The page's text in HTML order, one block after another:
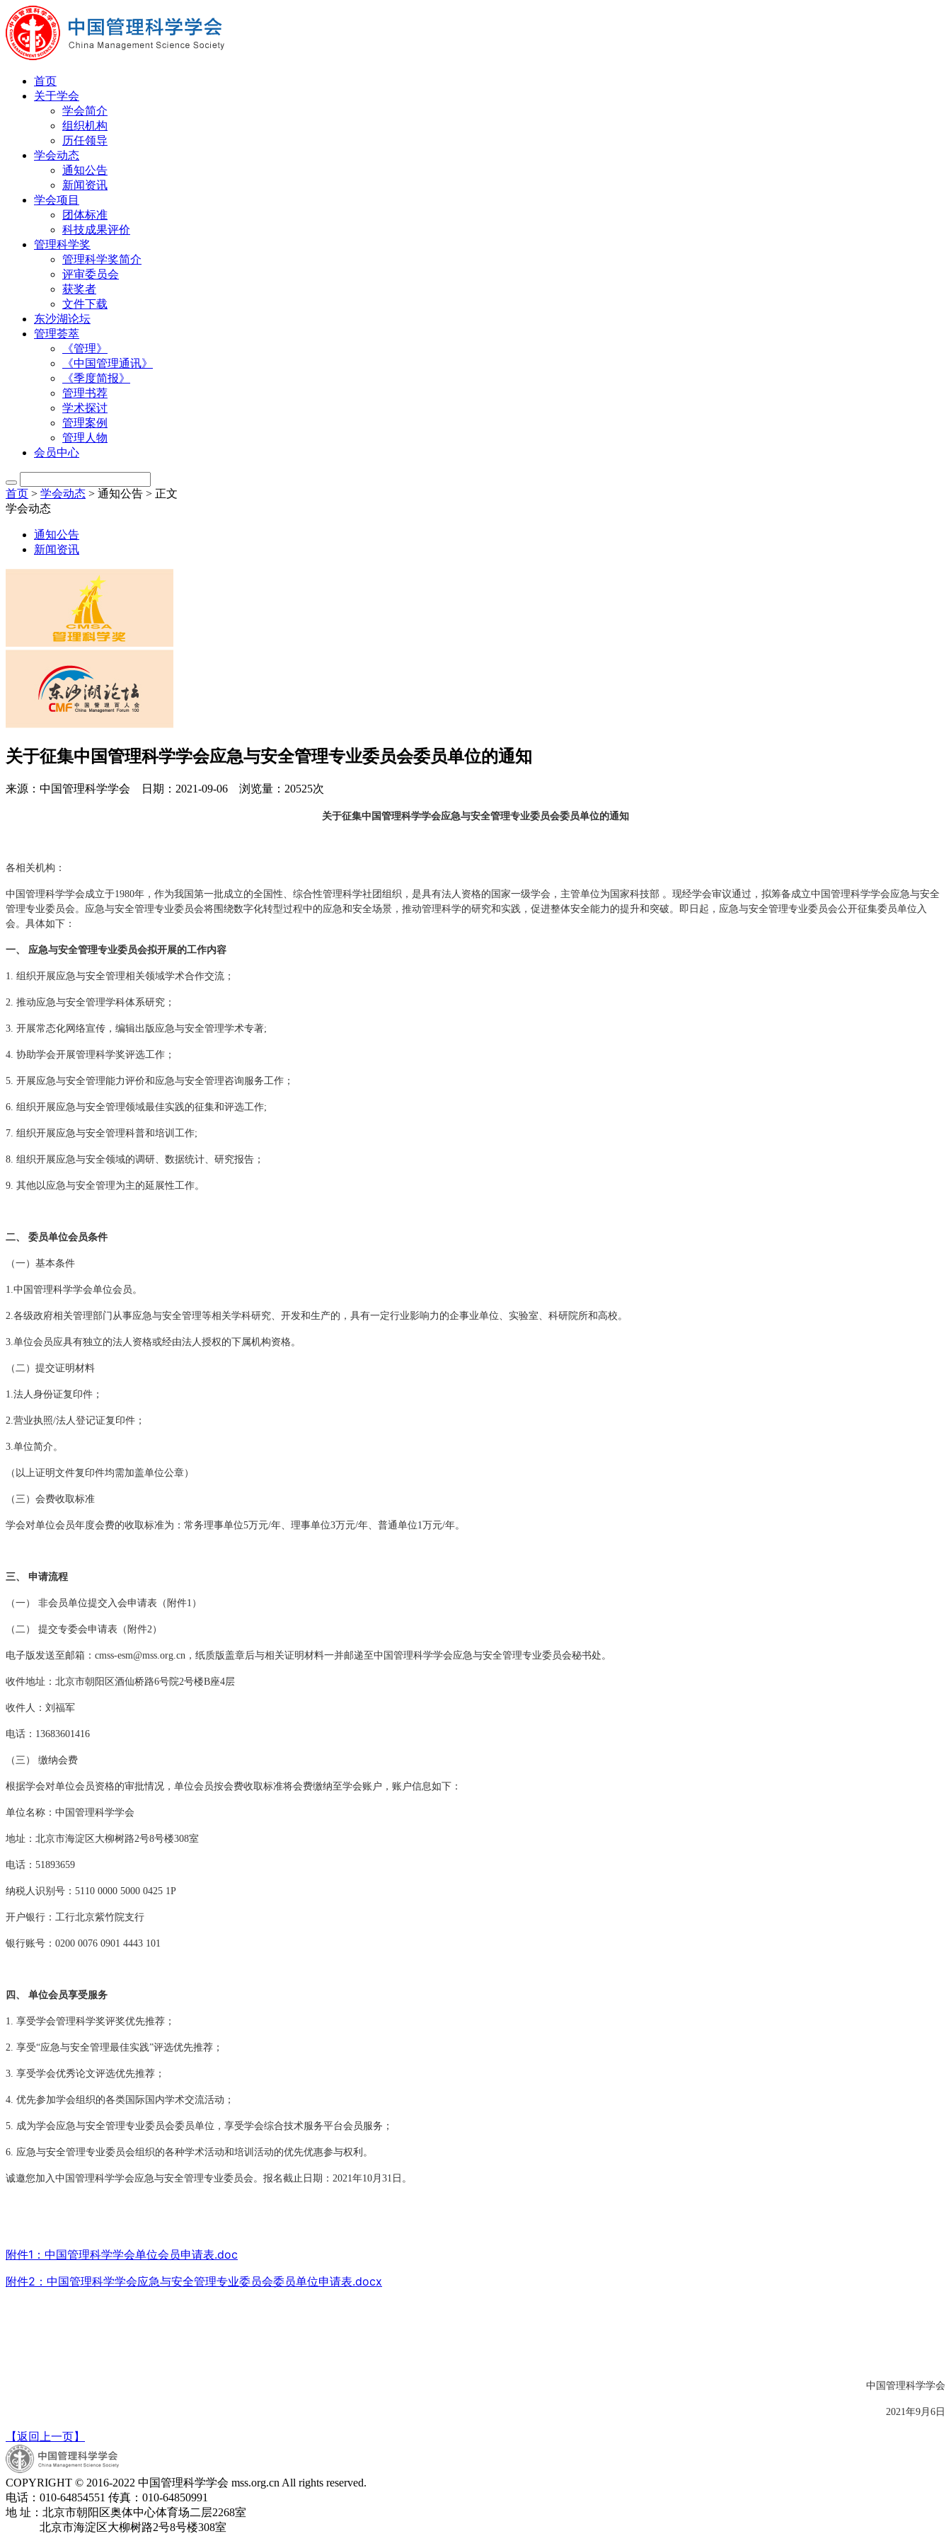
首页
关于学会
学会简介
组织机构
历任领导
学会动态
通知公告
新闻资讯
学会项目
团体标准
科技成果评价
管理科学奖
管理科学奖简介
评审委员会
获奖者
文件下载
东沙湖论坛
管理荟萃
《管理》
《中国管理通讯》
《季度简报》
管理书荐
学术探讨
管理案例
管理人物
会员中心
首页 > 学会动态 > 通知公告 > 正文
学会动态
通知公告
新闻资讯
关于征集中国管理科学学会应急与安全管理专业委员会委员单位的通知
来源：中国管理科学学会 日期：2021-09-06 浏览量：20525次
关于征集中国管理科学学会应急与安全管理专业委员会委员单位的通知
各相关机构：
中国管理科学学会成立于1980年，作为我国第一批成立的全国性、综合性管理科学社团组织，是具有法人资格的国家一级学会，主管单位为国家科技部 。现经学会审议通过，拟筹备成立中国管理科学学会应急与安全
管理专业委员会。应急与安全管理专业委员会将围绕数字化转型过程中的应急和安全场景，推动管理科学的研究和实践，促进整体安全能力的提升和突破。即日起，应急与安全管理专业委员会公开征集委员单位入
会。具体如下：
一、 应急与安全管理专业委员会拟开展的工作内容
1. 组织开展应急与安全管理相关领域学术合作交流；
2. 推动应急与安全管理学科体系研究；
3. 开展常态化网络宣传，编辑出版应急与安全管理学术专著;
4. 协助学会开展管理科学奖评选工作；
5. 开展应急与安全管理能力评价和应急与安全管理咨询服务工作；
6. 组织开展应急与安全管理领域最佳实践的征集和评选工作;
7. 组织开展应急与安全管理科普和培训工作;
8. 组织开展应急与安全领域的调研、数据统计、研究报告；
9. 其他以应急与安全管理为主的延展性工作。
二、 委员单位会员条件
（一）基本条件
1.中国管理科学学会单位会员。
2.各级政府相关管理部门从事应急与安全管理等相关学科研究、开发和生产的，具有一定行业影响力的企事业单位、实验室、科研院所和高校。
3.单位会员应具有独立的法人资格或经由法人授权的下属机构资格。
（二）提交证明材料
1.法人身份证复印件；
2.营业执照/法人登记证复印件；
3.单位简介。
（以上证明文件复印件均需加盖单位公章）
（三）会费收取标准
学会对单位会员年度会费的收取标准为：常务理事单位5万元/年、理事单位3万元/年、普通单位1万元/年。
三、 申请流程
（一） 非会员单位提交入会申请表（附件1）
（二） 提交专委会申请表（附件2）
电子版发送至邮箱 ：cmss-esm@mss.org.cn，纸质版盖章后与相关证明材料一并邮递至中国管理科学学会应急与安全管理专业委员会秘书处。
收件地址：北京市朝阳区酒仙桥路6号院2号楼B座4层
收件人：刘福军
电话：13683601416
（三） 缴纳会费
根据学会对单位会员资格的审批情况，单位会员按会费收取标准将会费缴纳至学会账户，账户信息如下：
单位名称：中国管理科学学会
地址：北京市海淀区大柳树路2号8号楼308室
电话：51893659
纳税人识别号：5110 0000 5000 0425 1P
开户银行：工行北京紫竹院支行
银行账号：0200 0076 0901 4443 101
四、 单位会员享受服务
1. 享受学会管理科学奖评奖优先推荐；
2. 享受“应急与安全管理最佳实践”评选优先推荐；
3. 享受学会优秀论文评选优先推荐；
4. 优先参加学会组织的各类国际国内学术交流活动；
5. 成为学会应急与安全管理专业委员会委员单位，享受学会综合技术服务平台会员服务；
6. 应急与安全管理专业委员会组织的各种学术活动和培训活动的优先优惠参与权利。
诚邀您加入中国管理科学学会应急与安全管理专业委员会。报名截止日期：2021年10月31日。
附件1：中国管理科学学会单位会员申请表.doc
附件2：中国管理科学学会应急与安全管理专业委员会委员单位申请表.docx
中国管理科学学会
2021年9月6日
【返回上一页】
COPYRIGHT © 2016-2022 中国管理科学学会 mss.org.cn All rights reserved.
电话：010-64854551 传真：010-64850991
地 址：北京市朝阳区奥体中心体育场二层2268室
北京市海淀区大柳树路2号8号楼308室